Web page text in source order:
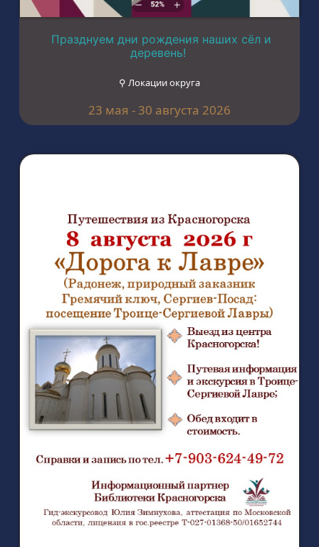
Празднуем дни рождения наших сёл и
деревень!
⚲ Локации округа
23 мая - 30 августа 2026